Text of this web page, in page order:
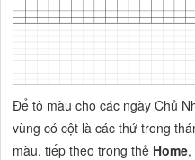
Để tô màu cho các ngày Chủ
vùng có cột là các thứ trong
màu. tiếp theo trong thẻ Home